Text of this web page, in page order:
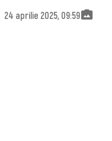
24 aprilie 2025, 09:59